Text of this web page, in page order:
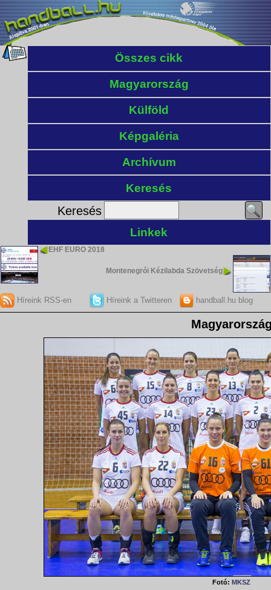
Összes cikk
Magyarország
Külföld
Képgaléria
Archívum
Keresés
Keresés
Linkek
EHF EURO 2018
Montenegrói Kézilabda Szövetség
Híreink RSS-en Híreink a Twitteren handball.hu blog
Fotó: MKSZ